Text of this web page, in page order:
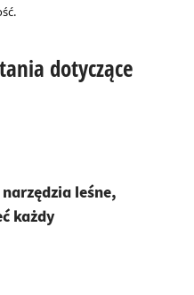
dotyczące
leśne,
każdy